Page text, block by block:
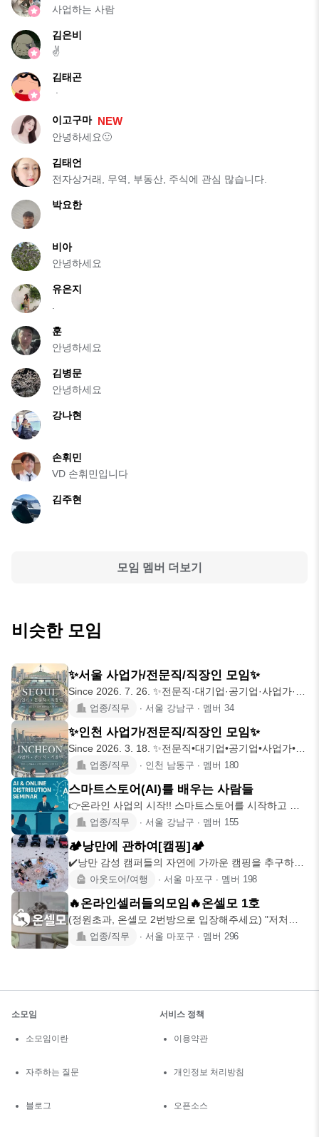
사업하는 사람
김은비
✌️
김태곤
ㆍ
이고구마 NEW
안녕하세요🙂
김태언
전자상거래, 무역, 부동산, 주식에 관심 많습니다.
박요한
비아
안녕하세요
유은지
.
훈
안녕하세요
김병문
안녕하세요
강나현
손휘민
VD 손휘민입니다
김주현
모임 멤버 더보기
비슷한 모임
✨서울 사업가/전문직/직장인 모임✨
Since 2026. 7. 26. ✨전문직·대기업·공기업·사업가·직
장인 업종/직무 ∙ 서울 강남구 ∙ 멤버 34
✨인천 사업가/전문직/직장인 모임✨
Since 2026. 3. 18. ✨전문직•대기업•공기업•사업가•직
장인 업종/직무 ∙ 인천 남동구 ∙ 멤버 180
스마트스토어(AI)를 배우는 사람들
👉온라인 사업의 시작!! 스마트스토어를 시작하고 키
워나가는 모임입니다.
업종/직무 ∙ 서울 강남구 ∙ 멤버 155
🏕낭만에 관하여[캠핑]🏕
✔️낭만 감성 캠퍼들의 자연에 가까운 캠핑을 추구하는
모임 캠핑 입문
아웃도어/여행 ∙ 서울 마포구 ∙ 멤버 198
🔥온라인셀러들의모임🔥온셀모 1호
(정원초과, 온셀모 2번방으로 입장해주세요) "저처럼
빙빙 돌아가지 마
업종/직무 ∙ 서울 마포구 ∙ 멤버 296
소모임
소모임이란
자주하는 질문
블로그
서비스 정책
이용약관
개인정보 처리방침
오픈소스